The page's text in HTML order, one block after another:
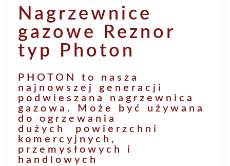
Nagrzewnice
gazowe Reznor
typ Photon
PHOTON
to nasza
najnowszej generacji
podwieszana nagrzewnica
gazowa. Może być używana
do ogrzewania
dużych powierzchni
komercyjnych,
przemysłowych i
handlowych